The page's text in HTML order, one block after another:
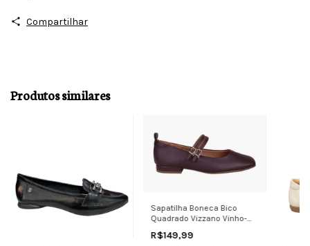
Compartilhar
Produtos similares
Sapatilha Boneca Bico
Quadrado Vizzano Vinho-
R$149,99